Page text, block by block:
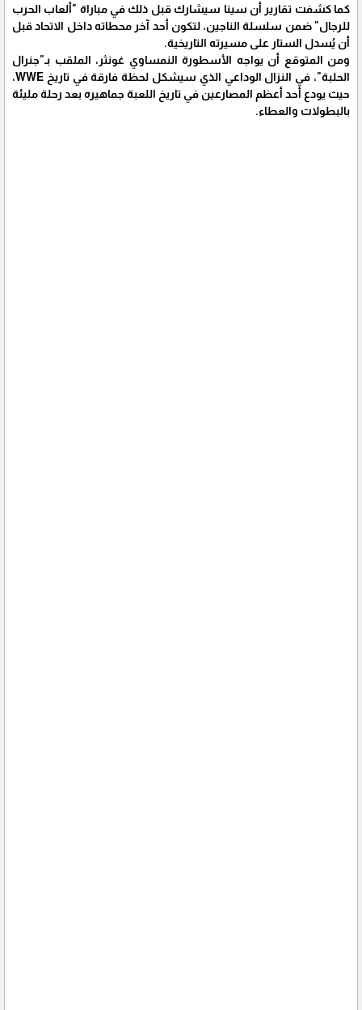
كما كشفت تقارير أن سينا سيشارك قبل ذلك في مباراة "ألعاب الحرب
للرجال" ضمن سلسلة الناجين، لتكون أحد آخر محطاته داخل الاتحاد قبل
أن يُسدل الستار على مسيرته التاريخية.
ومن المتوقع أن يواجه الأسطورة النمساوي غونثر، الملقب بـ"جنرال
الحلبة"، في النزال الوداعي الذي سيشكل لحظة فارقة في تاريخ WWE،
حيث يودع أحد أعظم المصارعين في تاريخ اللعبة جماهيره بعد رحلة مليئة
بالبطولات والعطاء.